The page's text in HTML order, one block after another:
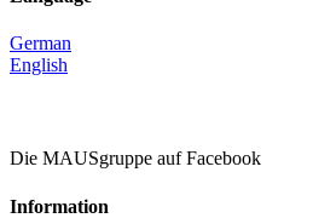
German
English
Die MAUSgruppe auf Facebook
Information